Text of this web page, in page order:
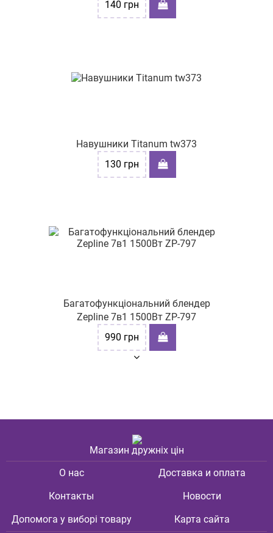
140 грн
Навушники Titanum tw373
130 грн
Багатофункціональний блендер
Zepline 7в1 1500Вт ZP-797
990 грн
Магазин дружніх цін
О нас
Доставка и оплата
Контакты
Новости
Допомога у виборі товару
Карта сайта